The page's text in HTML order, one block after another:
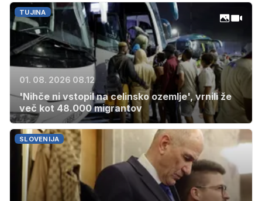
TUJINA
01. 08. 2026 08.12
'Nihče ni vstopil na celinsko ozemlje', vrnili že
več kot 48.000 migrantov
SLOVENIJA